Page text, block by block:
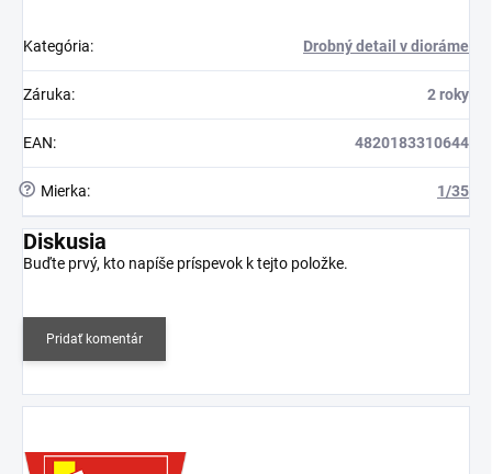
Kategória: Drobný detail v dioráme
Záruka: 2 roky
EAN: 4820183310644
? Mierka: 1/35
Diskusia
Buďte prvý, kto napíše príspevok k tejto položke.
Pridať komentár